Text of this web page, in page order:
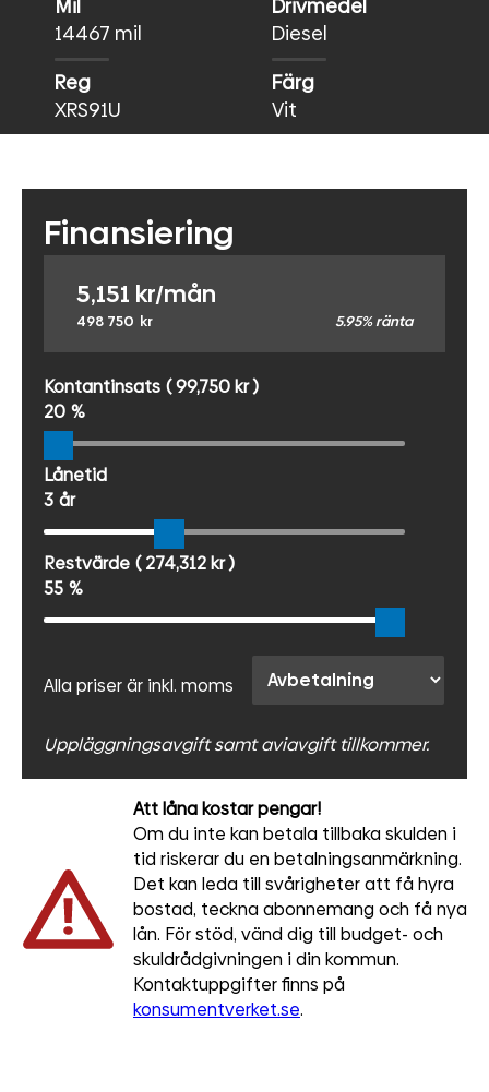
Mil
14467 mil
Drivmedel
Diesel
Reg
XRS91U
Färg
Vit
Finansiering
5,151 kr/mån
498 750 kr 5.95% ränta
Kontantinsats ( 99,750 kr )
20 %
Lånetid
3 år
Restvärde ( 274,312 kr )
55 %
Alla priser är inkl. moms
Uppläggningsavgift samt aviavgift tillkommer.
Att låna kostar pengar!
Om du inte kan betala tillbaka skulden i
tid riskerar du en betalningsanmärkning.
Det kan leda till svårigheter att få hyra
bostad, teckna abonnemang och få nya
lån. För stöd, vänd dig till budget- och
skuldrådgivningen i din kommun.
Kontaktuppgifter finns på
konsumentverket.se.